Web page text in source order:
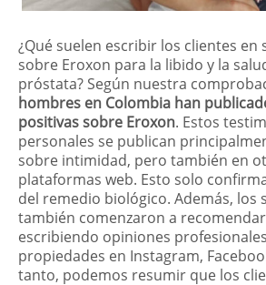
¿Qué suelen escribir los clientes en
sobre Eroxon para la libido y la
próstata? Según nuestra
hombres en Colombia han
positivas sobre Eroxon. Estos
personales se publican
sobre intimidad, pero también en
plataformas web. Esto solo
del remedio biológico. Además, los
también comenzaron a
escribiendo opiniones
propiedades en Instagram,
tanto, podemos resumir que los